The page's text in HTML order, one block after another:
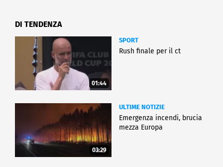
DI TENDENZA
01:44
SPORT
Rush finale per il ct
03:29
ULTIME NOTIZIE
Emergenza incendi, brucia
mezza Europa